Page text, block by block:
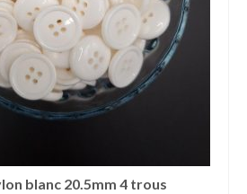
sur
la
page
du
produit
blanc 20.5mm 4 trous